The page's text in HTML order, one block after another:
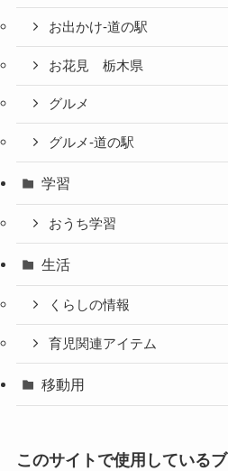
お出かけ-道の駅
お花見 栃木県
グルメ
グルメ-道の駅
学習
おうち学習
生活
くらしの情報
育児関連アイテム
移動用
このサイトで使用している